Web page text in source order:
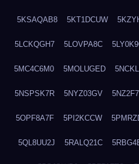
5KSAQAB8 5KT1DCUW
5LCKQGH7 5LOVPA8C
5MC4C6M0 5MOLUGED
5NSPSK7R 5NYZ03GV
5OPF8A7F 5PI2KCCW
5QL8UU2J 5RALQ21C